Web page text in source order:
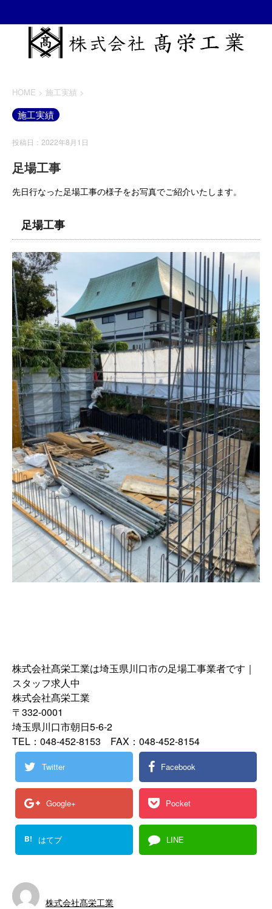
HOME > 施工実績 >
施工実績
投稿日：2022年8月1日
足場工事
先日行なった足場工事の様子をお写真でご紹介いたします。
足場工事
株式会社髙栄工業は埼玉県川口市の足場工事業者です｜
スタッフ求人中
株式会社髙栄工業
〒332-0001
埼玉県川口市朝日5-6-2
TEL：048-452-8153 FAX：048-452-8154
Twitter Facebook
Google+ Pocket
B! はてブ LINE
株式会社髙栄工業